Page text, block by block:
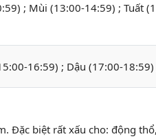
; Mùi (13:00-14:59) ; Tuất
16:59) ; Dậu (17:00-
Đặc biệt rất xấu cho: động